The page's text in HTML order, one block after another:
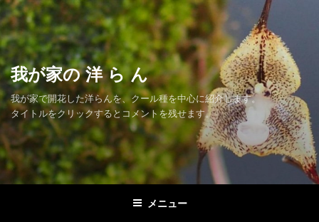
コ
ン
テ
ン
ツ
へ
ス
ッ
プ
我が家の 洋 ら ん
我が家で開花した洋らんを、クール種を中心に紹介します。
タイトルをクリックするとコメントを残せます。
メニュー